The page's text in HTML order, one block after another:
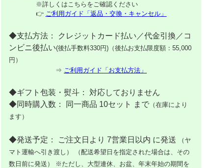
※詳しくはこちらをご確認ください
👉 ご利用ガイド「返品・交換・キャンセル」
◆支払方法： クレジットカード払い／代金引換／コ
ンビニ後払い(後払手数料330円)（後払お支払限度額：55,000
円）
⇒ ご利用ガイド「お支払方法」
◆ギフト包装・熨斗： 対応しておりません
◆同時購入数： 同一商品 10セット まで （在庫により
ます）
◆発送予定： ご注文日より 7営業日以内 に発送
（ヤ
マト運輸へ引き渡し）
（配送希望日を指定された場合は、その
数日前に発送）
※ただし、大型連休、お盆、年末年始の期間を